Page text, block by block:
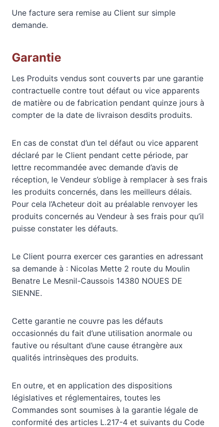
Une facture sera remise au Client sur simple
demande.
Garantie
Les Produits vendus sont couverts par une garantie
contractuelle contre tout défaut ou vice apparents
de matière ou de fabrication pendant quinze jours à
compter de la date de livraison desdits produits.
En cas de constat d’un tel défaut ou vice apparent
déclaré par le Client pendant cette période, par
lettre recommandée avec demande d’avis de
réception, le Vendeur s’oblige à remplacer à ses frais
les produits concernés, dans les meilleurs délais.
Pour cela l’Acheteur doit au préalable renvoyer les
produits concernés au Vendeur à ses frais pour qu’il
puisse constater les défauts.
Le Client pourra exercer ces garanties en adressant
sa demande à : Nicolas Mette 2 route du Moulin
Benatre Le Mesnil-Caussois 14380 NOUES DE
SIENNE.
Cette garantie ne couvre pas les défauts
occasionnés du fait d’une utilisation anormale ou
fautive ou résultant d’une cause étrangère aux
qualités intrinsèques des produits.
En outre, et en application des dispositions
législatives et réglementaires, toutes les
Commandes sont soumises à la garantie légale de
conformité des articles L.217-4 et suivants du Code